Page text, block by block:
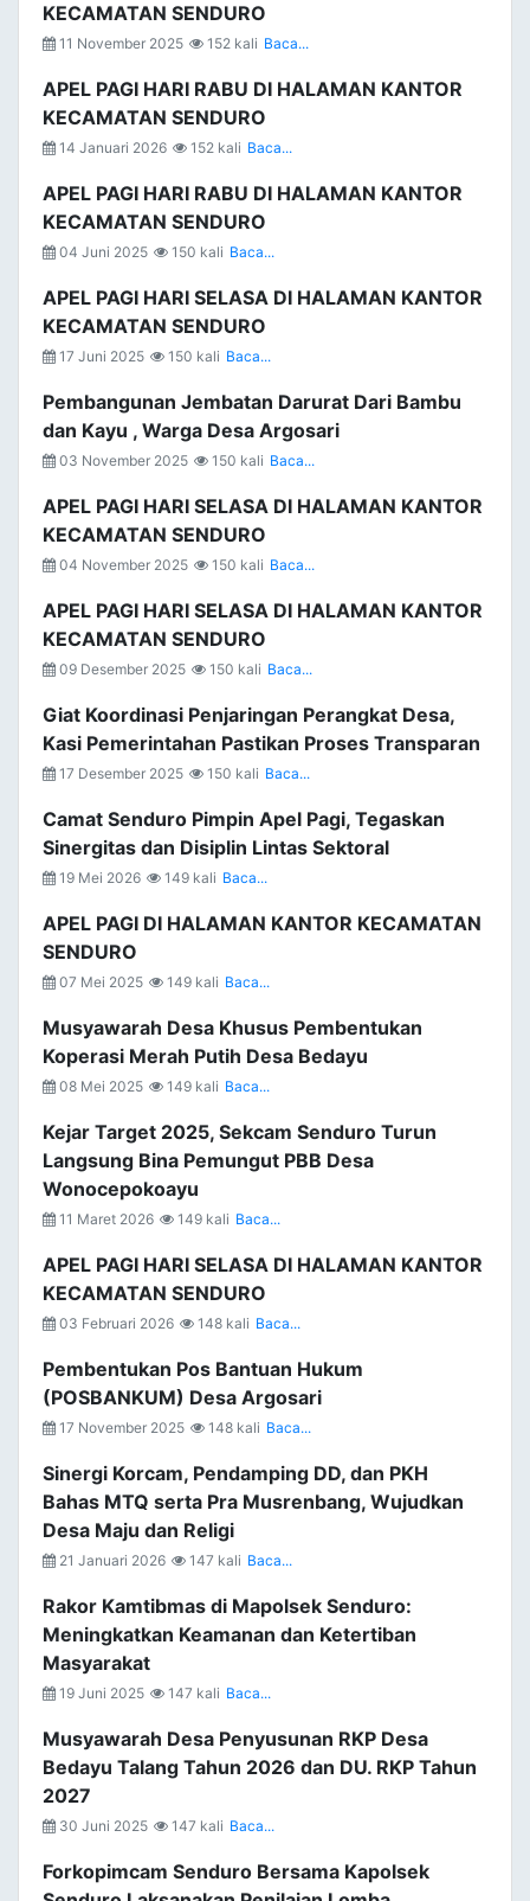
KECAMATAN SENDURO
11 November 2025 152 kali Baca...
APEL PAGI HARI RABU DI HALAMAN KANTOR
KECAMATAN SENDURO
14 Januari 2026 152 kali Baca...
APEL PAGI HARI RABU DI HALAMAN KANTOR
KECAMATAN SENDURO
04 Juni 2025 150 kali Baca...
APEL PAGI HARI SELASA DI HALAMAN KANTOR
KECAMATAN SENDURO
17 Juni 2025 150 kali Baca...
Pembangunan Jembatan Darurat Dari Bambu
dan Kayu , Warga Desa Argosari
03 November 2025 150 kali Baca...
APEL PAGI HARI SELASA DI HALAMAN KANTOR
KECAMATAN SENDURO
04 November 2025 150 kali Baca...
APEL PAGI HARI SELASA DI HALAMAN KANTOR
KECAMATAN SENDURO
09 Desember 2025 150 kali Baca...
Giat Koordinasi Penjaringan Perangkat Desa,
Kasi Pemerintahan Pastikan Proses Transparan
17 Desember 2025 150 kali Baca...
Camat Senduro Pimpin Apel Pagi, Tegaskan
Sinergitas dan Disiplin Lintas Sektoral
19 Mei 2026 149 kali Baca...
APEL PAGI DI HALAMAN KANTOR KECAMATAN
SENDURO
07 Mei 2025 149 kali Baca...
Musyawarah Desa Khusus Pembentukan
Koperasi Merah Putih Desa Bedayu
08 Mei 2025 149 kali Baca...
Kejar Target 2025, Sekcam Senduro Turun
Langsung Bina Pemungut PBB Desa
Wonocepokoayu
11 Maret 2026 149 kali Baca...
APEL PAGI HARI SELASA DI HALAMAN KANTOR
KECAMATAN SENDURO
03 Februari 2026 148 kali Baca...
Pembentukan Pos Bantuan Hukum
(POSBANKUM) Desa Argosari
17 November 2025 148 kali Baca...
Sinergi Korcam, Pendamping DD, dan PKH
Bahas MTQ serta Pra Musrenbang, Wujudkan
Desa Maju dan Religi
21 Januari 2026 147 kali Baca...
Rakor Kamtibmas di Mapolsek Senduro:
Meningkatkan Keamanan dan Ketertiban
Masyarakat
19 Juni 2025 147 kali Baca...
Musyawarah Desa Penyusunan RKP Desa
Bedayu Talang Tahun 2026 dan DU. RKP Tahun
2027
30 Juni 2025 147 kali Baca...
Forkopimcam Senduro Bersama Kapolsek